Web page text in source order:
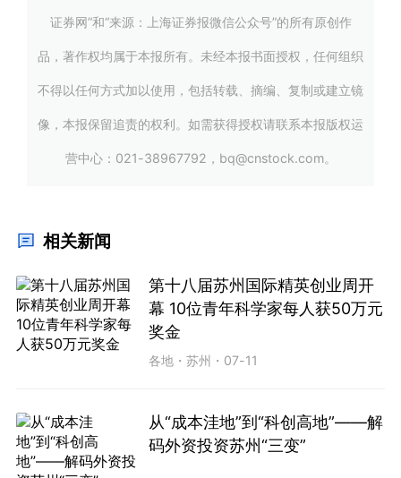
证券网”和“来源：上海证券报微信公众号”的所有原创作
品，著作权均属于本报所有。未经本报书面授权，任何组织
不得以任何方式加以使用，包括转载、摘编、复制或建立镜
像，本报保留追责的权利。如需获得授权请联系本报版权运
营中心：021-38967792，bq@cnstock.com。
相关新闻
第十八届苏州国际精英创业周开
幕 10位青年科学家每人获50万元
奖金
各地 ・苏州 ・ 07-11
从“成本洼地”到“科创高地”——解
码外资投资苏州“三变”